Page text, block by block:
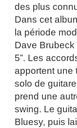
des plus
Dans cet
la période
Dave Brubeck
5”. Les
apportent une
solo de
prend une
swing. Le
Bluesy, puis